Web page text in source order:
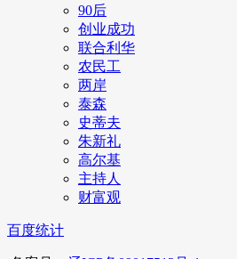
90后
创业成功
联合利华
农民工
两岸
泰森
史蒂夫
朱新礼
高尔基
主持人
财富观
百度统计